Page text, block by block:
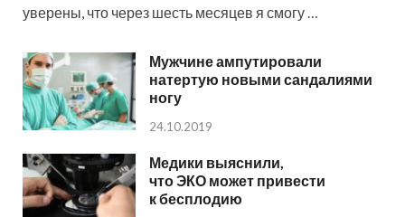
уверены, что через шесть месяцев я смогу …
Мужчине ампутировали
натертую новыми сандалиями
ногу
24.10.2019
Медики выяснили,
что ЭКО может привести
к бесплодию